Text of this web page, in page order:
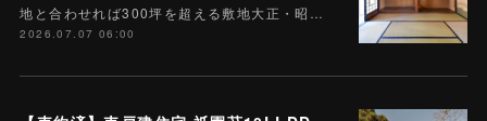
地と合わせれば300坪を超える敷地大正・昭…
2026.07.07 06:00